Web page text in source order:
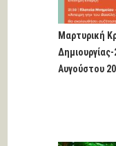
Μαρτυρική
Αυγούστου